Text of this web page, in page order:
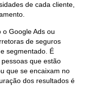
de cada cliente,
Google Ads ou
de seguros
segmentado. É
que estão
que se encaixam no
dos resultados é